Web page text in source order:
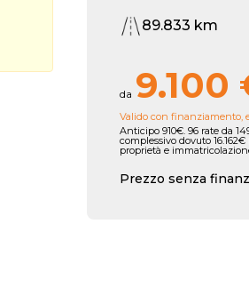
89.833 km
da 9.100
Valido con finanziamento,
Anticipo 910€. 96 rate da
complessivo dovuto
proprietà e
Prezzo senza